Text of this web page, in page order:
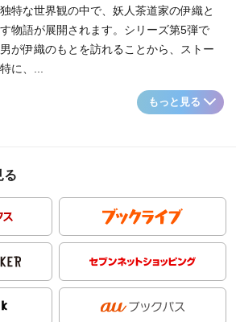
特な世界観の中で、妖人茶道家の伊織と
物語が展開されます。シリーズ第5弾で
が伊織のもとを訪れることから、ストー
に、...
もっと見る
る